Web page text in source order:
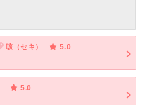
咳（セキ）
5.0
5.0